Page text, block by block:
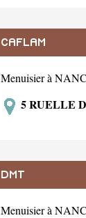
CAFLAM
Menuisier à
5 RUELLE
DMT
Menuisier à